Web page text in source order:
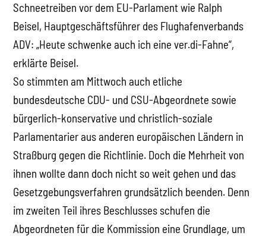
Schneetreiben vor dem EU-Parlament wie Ralph
Beisel, Hauptgeschäftsführer des Flughafenverbands
ADV: „Heute schwenke auch ich eine ver.di-Fahne“,
erklärte Beisel.
So stimmten am Mittwoch auch etliche
bundesdeutsche CDU- und CSU-Abgeordnete sowie
bürgerlich-konservative und christlich-soziale
Parlamentarier aus anderen europäischen Ländern in
Straßburg gegen die Richtlinie. Doch die Mehrheit von
ihnen wollte dann doch nicht so weit gehen und das
Gesetzgebungsverfahren grundsätzlich beenden. Denn
im zweiten Teil ihres Beschlusses schufen die
Abgeordneten für die Kommission eine Grundlage, um